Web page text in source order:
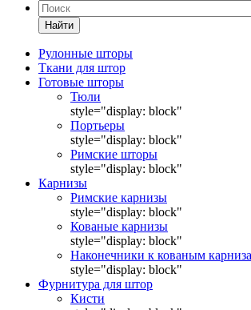
Найти
Рулонные шторы
Ткани для штор
Готовые шторы
Тюли
style="display: block"
Портьеры
style="display: block"
Римские шторы
style="display: block"
Карнизы
Римские карнизы
style="display: block"
Кованые карнизы
style="display: block"
Наконечники к кованым
style="display: block"
Фурнитура для штор
Кисти